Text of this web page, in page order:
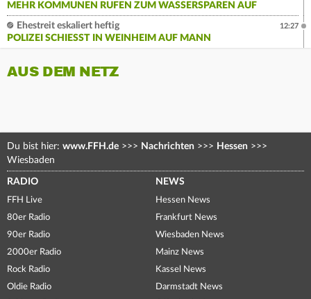
MEHR KOMMUNEN RUFEN ZUM WASSERSPAREN AUF
Ehestreit eskaliert heftig
POLIZEI SCHIESST IN WEINHEIM AUF MANN
12:27
AUS DEM NETZ
Du bist hier: www.FFH.de >>> Nachrichten >>> Hessen >>>
Wiesbaden
RADIO
FFH Live
80er Radio
90er Radio
2000er Radio
Rock Radio
Oldie Radio
NEWS
Hessen News
Frankfurt News
Wiesbaden News
Mainz News
Kassel News
Darmstadt News